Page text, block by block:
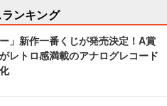
ンキング
」新作一番くじが発売決定！A賞
レトロ感満載のアナログレコード